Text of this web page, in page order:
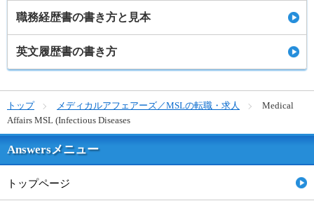
職務経歴書の書き方と見本
英文履歴書の書き方
トップ メディカルアフェアーズ／MSLの転職・求人
Medical
Affairs MSL (Infectious Diseases
Answersメニュー
トップページ